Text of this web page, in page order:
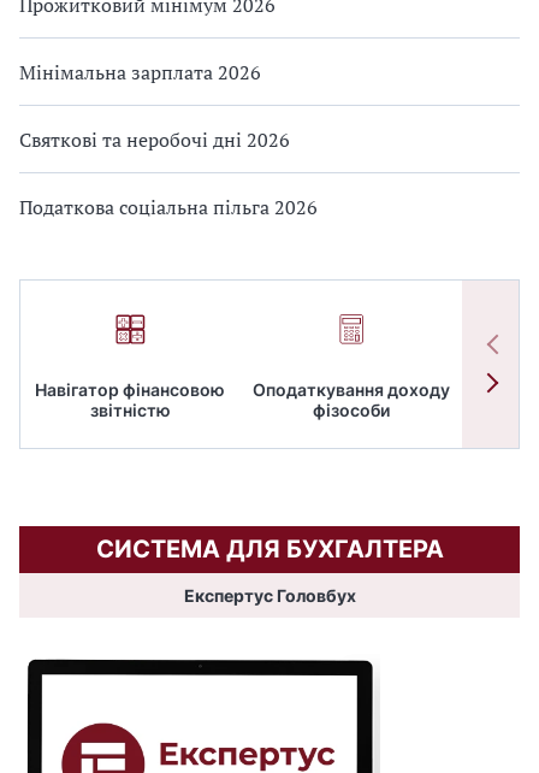
Мінімальна зарплата 2026
Святкові та неробочі дні 2026
Податкова соціальна пільга 2026
Навігатор фінансовою
звітністю
Оподаткування доходу
фізособи
СИСТЕМА ДЛЯ БУХГАЛТЕРА
Експертус Головбух